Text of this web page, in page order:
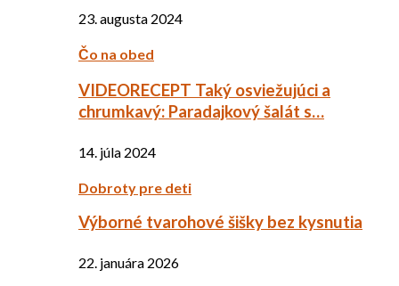
23. augusta 2024
Čo na obed
VIDEORECEPT Taký osviežujúci a
chrumkavý: Paradajkový šalát s…
14. júla 2024
Dobroty pre deti
Výborné tvarohové šišky bez kysnutia
22. januára 2026